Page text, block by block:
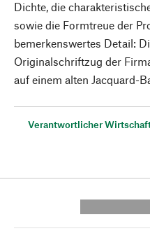
Dichte, die
sowie die Formtreue der
bemerkenswertes Detail:
Originalschriftzug der
auf einem alten Jacquard-
Verantwortlicher